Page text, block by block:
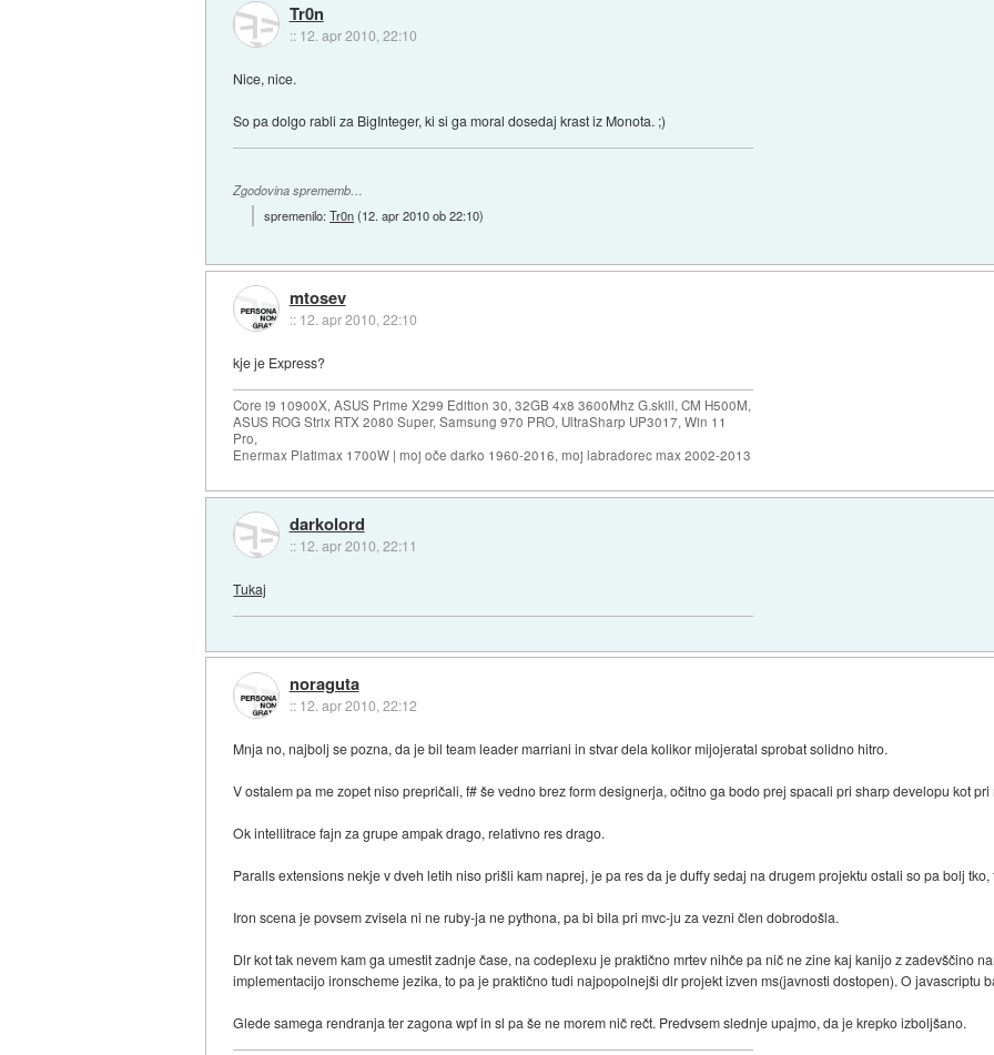
Tr0n
:: 12. apr 2010, 22:10
Nice, nice.
So pa dolgo rabli za BigInteger, ki si ga moral dosedaj krast iz Monota. ;)
Zgodovina sprememb…
spremenilo:Tr0n(12. apr 2010 ob 22:10)
mtosev
:: 12. apr 2010, 22:10
kje je Express?
Core i9 10900X, ASUS Prime X299 Edition 30, 32GB 4x8 3600Mhz G.skill, CM H500M,
ASUS ROG Strix RTX 2080 Super, Samsung 970 PRO, UltraSharp UP3017, Win 11
Pro,
Enermax Platimax 1700W | moj oče darko 1960-2016, moj labradorec max 2002-2013
darkolord
:: 12. apr 2010, 22:11
Tukaj
noraguta
:: 12. apr 2010, 22:12
Mnja no, najbolj se pozna, da je bil team leader marriani in stvar dela kolikor mijojeratal sprobat solidno hitro.
V ostalem pa me zopet niso prepričali, f# še vedno brez form designerja, očitno ga bodo prej spacali pri sharp developu kot pri
Ok intellitrace fajn za grupe ampak drago, relativno res drago.
Paralls extensions nekje v dveh letih niso prišli kam naprej, je pa res da je duffy sedaj na drugem projektu ostali so pa bolj tko,
Iron scena je povsem zvisela ni ne ruby-ja ne pythona, pa bi bila pri mvc-ju za vezni člen dobrodošla.
Dlr kot tak nevem kam ga umestit zadnje čase, na codeplexu je praktično mrtev nihče pa nič ne zine kaj kanijo z zadevščino
implementacijo ironscheme jezika, to pa je praktično tudi najpopolnejši dlr projekt izven ms(javnosti dostopen). O javascriptu
Glede samega rendranja ter zagona wpf in sl pa še ne morem nič rečt. Predvsem slednje upajmo, da je krepko izboljšano.